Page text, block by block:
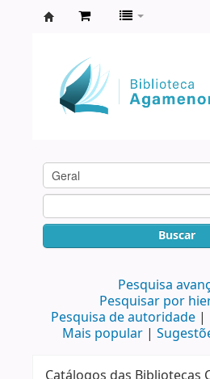
Agamenon
Magalhães
Buscar
Pesquisa
Pesquisar por
Pesquisa de autoridade
Mais popular